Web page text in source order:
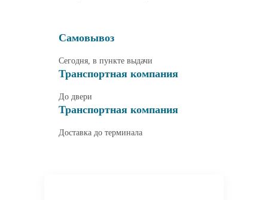
Самовывоз
Сегодня, в пункте выдачи
Транспортная компания
До двери
Транспортная компания
Доставка до терминала